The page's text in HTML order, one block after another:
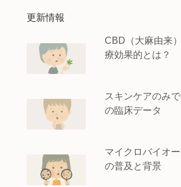
更新情報
CBD（大麻由来
療効果的とは？
スキンケアのみ
の臨床データ
マイクロバイオ
の普及と背景